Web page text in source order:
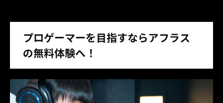
プロゲーマーを目指すならアフラス
の無料体験へ！